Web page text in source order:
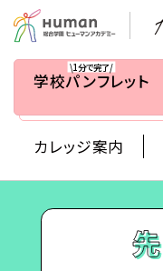
\1分で完了/
学校パンフレット
カレッジ案内